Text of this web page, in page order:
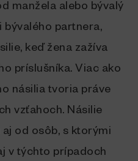
manžela alebo bývalý
bývalého partnera,
keď žena zažíva
príslušníka. Viac ako
násilia tvoria práve
vzťahoch. Násilie
od osôb, s ktorými
v týchto prípadoch